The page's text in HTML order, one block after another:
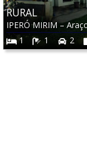
RURAL
IPERÓ MIRIM–
1
1 2